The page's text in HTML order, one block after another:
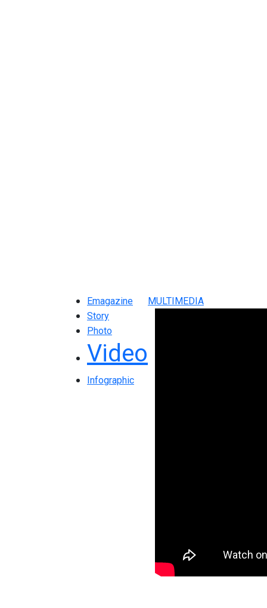
MULTIMEDIA
Emagazine
Story
Photo
Video
Infographic